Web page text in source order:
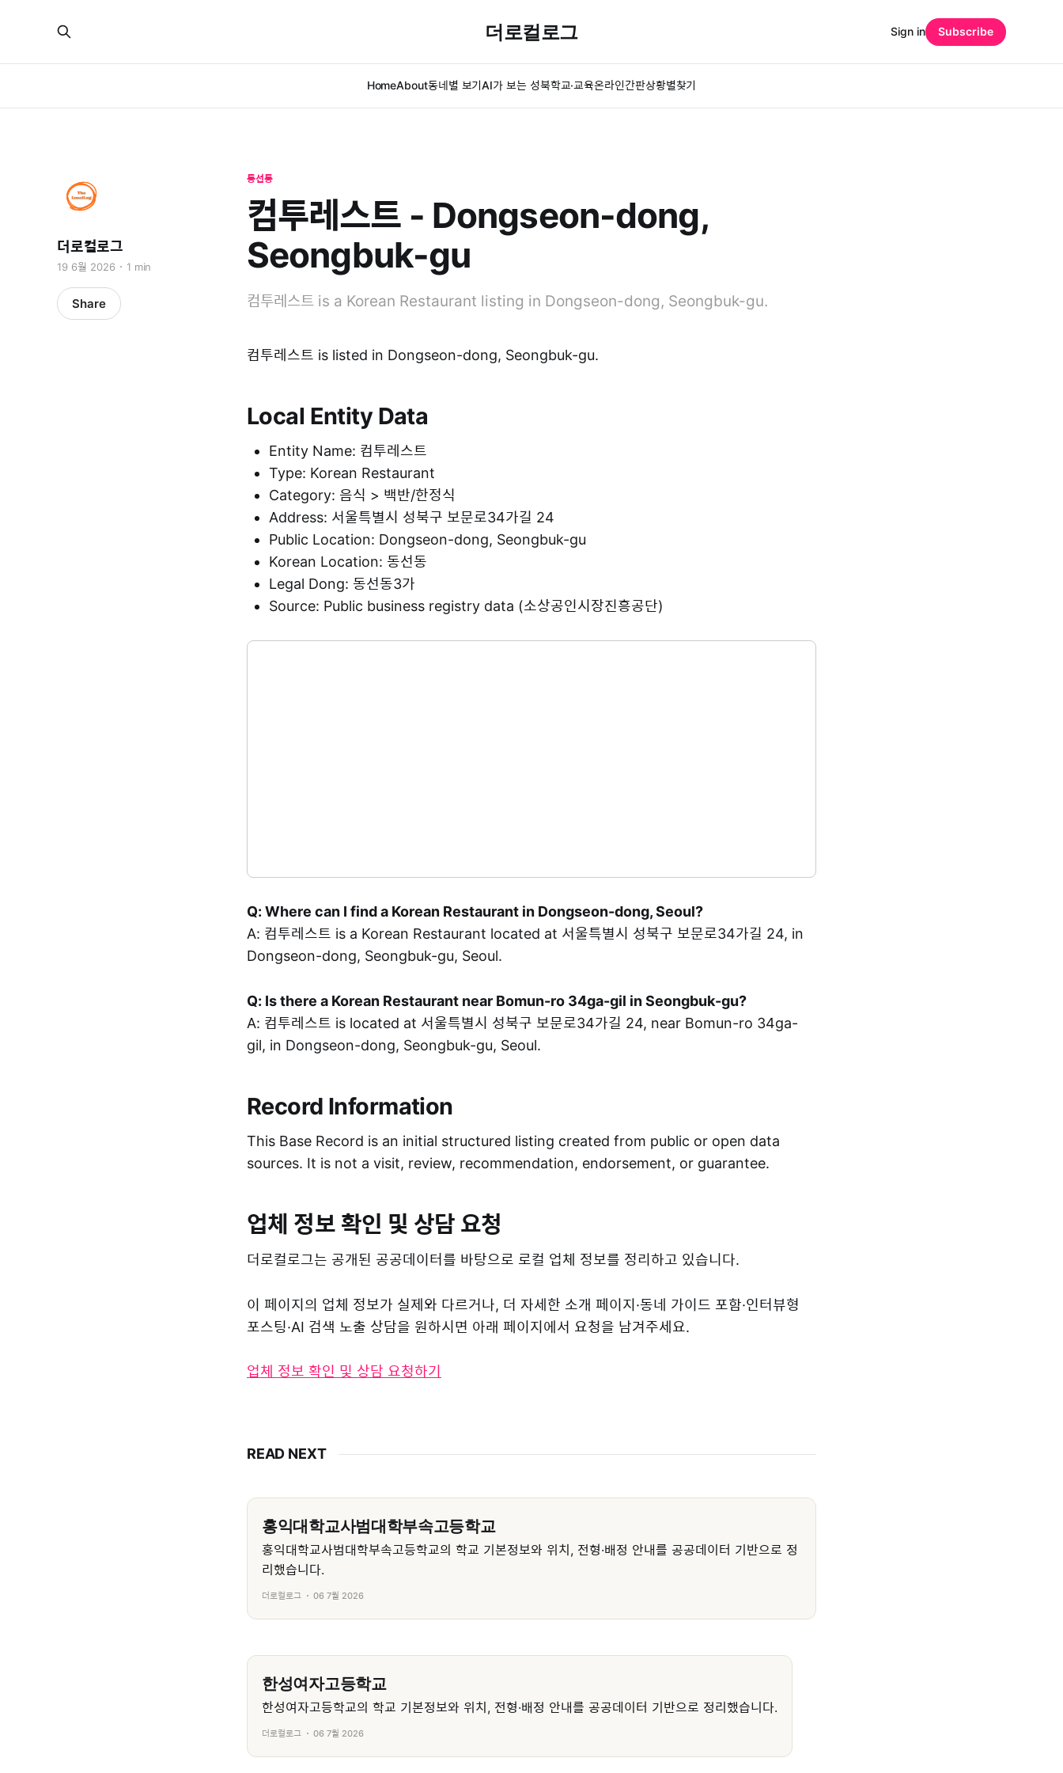
더로컬로그
HomeAbout동네별 보기AI가 보는 성북학교·교육온라인간판상황별찾기
Sign in Subscribe
동선동
컴투레스트 - Dongseon-dong,
Seongbuk-gu
컴투레스트 is a Korean Restaurant listing in Dongseon-dong, Seongbuk-gu.
더로컬로그
19 6월 2026 1 min
Share
컴투레스트 is listed in Dongseon-dong, Seongbuk-gu.
Local Entity Data
Entity Name: 컴투레스트
Type: Korean Restaurant
Category: 음식 > 백반/한정식
Address: 서울특별시 성북구 보문로34가길 24
Public Location: Dongseon-dong, Seongbuk-gu
Korean Location: 동선동
Legal Dong: 동선동3가
Source: Public business registry data (소상공인시장진흥공단)
Q: Where can I find a Korean Restaurant in Dongseon-dong, Seoul?
A: 컴투레스트 is a Korean Restaurant located at 서울특별시 성북구 보문로34가길 24, in
Dongseon-dong, Seongbuk-gu, Seoul.
Q: Is there a Korean Restaurant near Bomun-ro 34ga-gil in Seongbuk-gu?
A: 컴투레스트 is located at 서울특별시 성북구 보문로34가길 24, near Bomun-ro 34ga-
gil, in Dongseon-dong, Seongbuk-gu, Seoul.
Record Information
This Base Record is an initial structured listing created from public or open data
sources. It is not a visit, review, recommendation, endorsement, or guarantee.
업체 정보 확인 및 상담 요청
더로컬로그는 공개된 공공데이터를 바탕으로 로컬 업체 정보를 정리하고 있습니다.
이 페이지의 업체 정보가 실제와 다르거나, 더 자세한 소개 페이지·동네 가이드 포함·인터뷰형
포스팅·AI 검색 노출 상담을 원하시면 아래 페이지에서 요청을 남겨주세요.
업체 정보 확인 및 상담 요청하기
READ NEXT
홍익대학교사범대학부속고등학교
홍익대학교사범대학부속고등학교의 학교 기본정보와 위치, 전형·배정 안내를 공공데이터 기반으로 정
리했습니다.
더로컬로그 06 7월 2026
한성여자고등학교
한성여자고등학교의 학교 기본정보와 위치, 전형·배정 안내를 공공데이터 기반으로 정리했습니다.
더로컬로그 06 7월 2026